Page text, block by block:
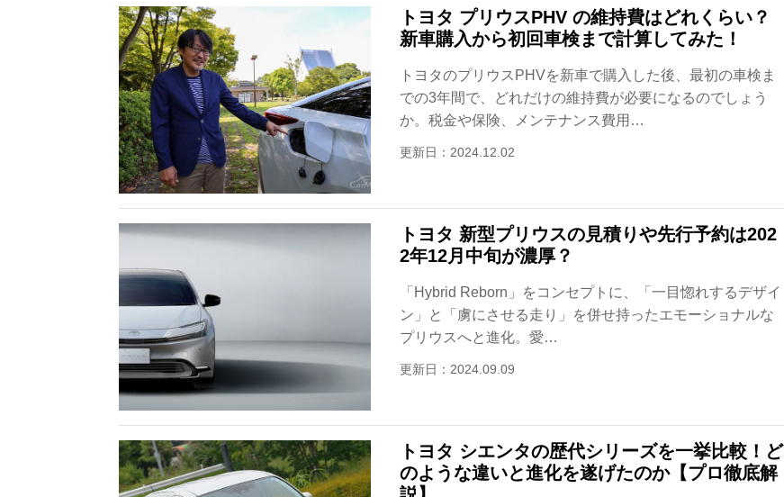
トヨタ プリウスPHV の維持費はどれくらい？
新車購入から初回車検まで計算してみた！
トヨタのプリウスPHVを新車で購入した後、最初の車検ま
での3年間で、どれだけの維持費が必要になるのでしょう
か。税金や保険、メンテナンス費用…
更新日：2024.12.02
トヨタ 新型プリウスの見積りや先行予約は202
2年12月中旬が濃厚？
「Hybrid Reborn」をコンセプトに、「一目惚れするデザイ
ン」と「虜にさせる走り」を併せ持ったエモーショナルな
プリウスへと進化。愛…
更新日：2024.09.09
トヨタ シエンタの歴代シリーズを一挙比較！ど
のような違いと進化を遂げたのか【プロ徹底解